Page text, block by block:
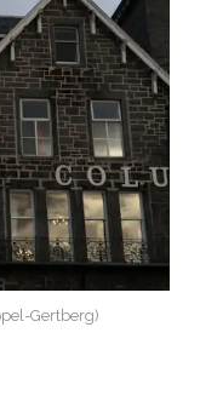
Gertberg)